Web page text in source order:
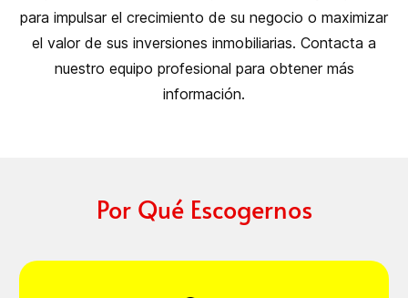
para impulsar el crecimiento de su negocio o maximizar
el valor de sus inversiones inmobiliarias. Contacta a
nuestro equipo profesional para obtener más
información.
Por Qué Escogernos